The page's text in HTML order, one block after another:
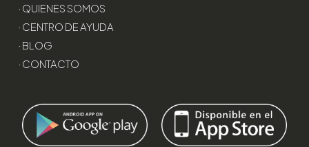
· QUIENES SOMOS
· CENTRO DE AYUDA
· BLOG
· CONTACTO